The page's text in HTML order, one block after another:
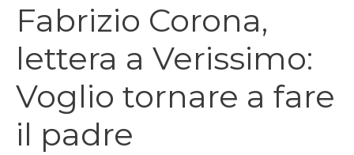
Fabrizio Corona,
lettera a Verissimo:
Voglio tornare a fare
il padre